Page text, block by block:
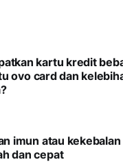
kartu kredit
ovo card dan
imun atau kekebalan
dan cepat